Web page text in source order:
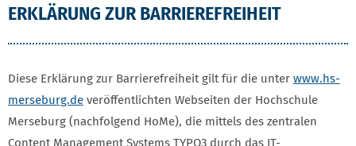
ERKLÄRUNG ZUR BARRIEREFREIHEIT
Diese Erklärung zur Barrierefreiheit gilt für die unter www.hs-
merseburg.de veröffentlichten Webseiten der Hochschule
Merseburg (nachfolgend HoMe), die mittels des zentralen
Content Management Systems TYPO3 durch das IT-